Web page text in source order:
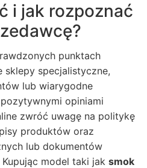
i jak rozpoznać
punktach
sklepy specjalistyczne,
lub wiarygodne
opiniami
zwróć uwagę na politykę
produktów oraz
lub dokumentów
model taki jak smok